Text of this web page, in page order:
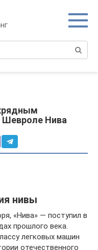
Шевроле Нива
нивы
«Нива» — поступил в
прошлого века.
легковых машин
отечественного